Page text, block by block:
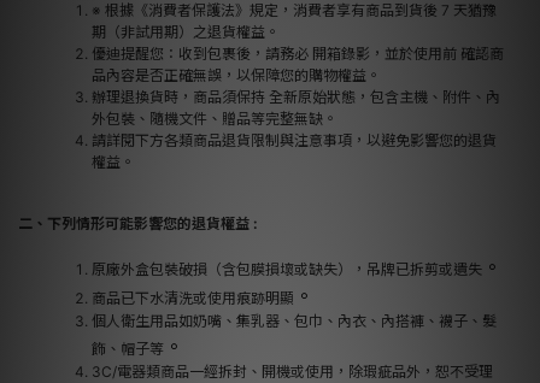
※ 根據《消費者保護法》規定，消費者享有商品到貨後 7 天猶豫
期（非試用期）之退貨權益。
優迪提醒您：收到包裹後，請務必 開箱錄影，並於使用前 確認商
品內容是否正確無誤，以保障您的購物權益。
辦理退換貨時，商品須保持 全新原始狀態，包含主機、附件、內
外包裝、隨機文件、贈品等完整無缺。
請詳閱下方各類商品退貨限制與注意事項，以避免影響您的退貨
權益。
二、下列情形可能影響您的退貨權益 :
原廠外盒包裝破損（含包膜損壞或缺失），吊牌已拆剪或遺失 。
商品已下水清洗或使用痕跡明顯 。
個人衛生用品如奶嘴、集乳器、包巾、內衣、內搭褲、襪子、髮
飾、帽子等 。
3C/電器類商品一經拆封、開機或使用，除瑕疵品外，恕不受理